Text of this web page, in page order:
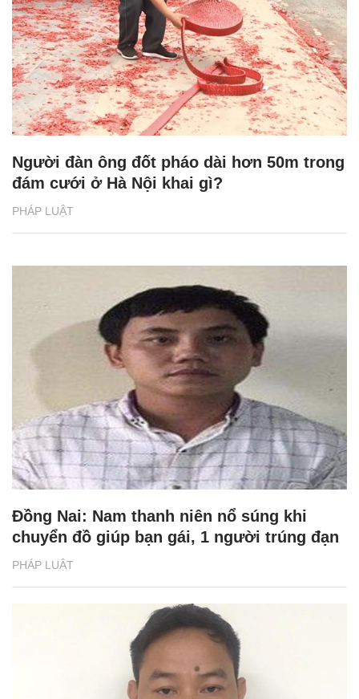
PHÁP LUẬT
Người đàn ông đốt pháo dài hơn 50m trong
đám cưới ở Hà Nội khai gì?
PHÁP LUẬT
Đồng Nai: Nam thanh niên nổ súng khi
chuyển đồ giúp bạn gái, 1 người trúng đạn